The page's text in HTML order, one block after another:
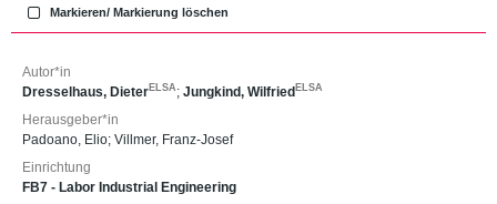
Markieren/ Markierung löschen
Autor*in
Dresselhaus, Dieter ELSA ; Jungkind, Wilfried ELSA
Herausgeber*in
Padoano, Elio; Villmer, Franz-Josef
Einrichtung
FB7 - Labor Industrial Engineering